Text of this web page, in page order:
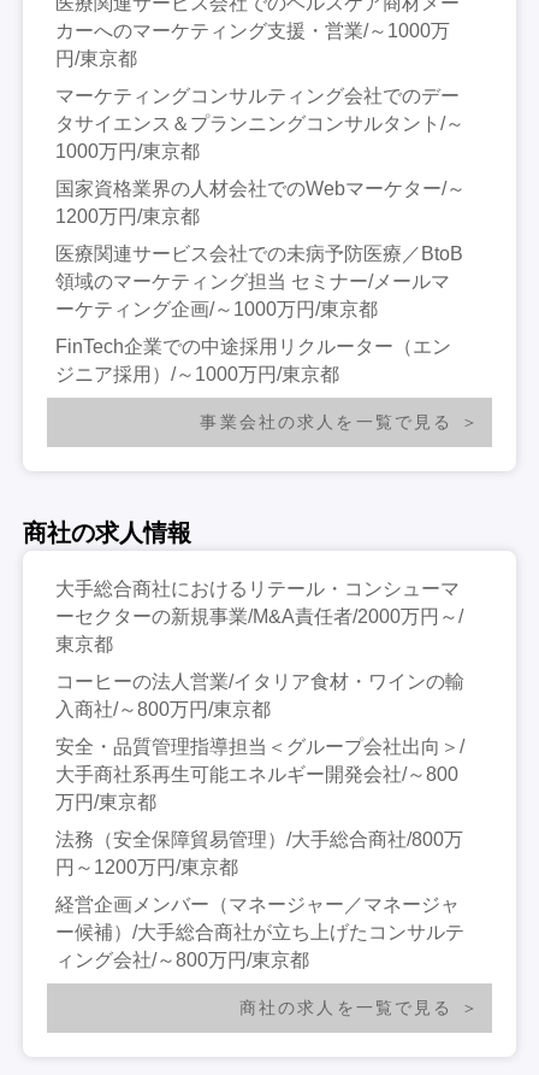
カーへのマーケティング支援・営業/～1000万
円/東京都
マーケティングコンサルティング会社でのデー
タサイエンス＆プランニングコンサルタント/～
1000万円/東京都
国家資格業界の人材会社でのWebマーケター/～
1200万円/東京都
医療関連サービス会社での未病予防医療／BtoB
領域のマーケティング担当 セミナー/メールマ
ーケティング企画/～1000万円/東京都
FinTech企業での中途採用リクルーター（エン
ジニア採用）/～1000万円/東京都
事業会社の求人を一覧で見る
商社の求人情報
大手総合商社におけるリテール・コンシューマ
ーセクターの新規事業/M&A責任者/2000万円～/
東京都
コーヒーの法人営業/イタリア食材・ワインの輸
入商社/～800万円/東京都
安全・品質管理指導担当＜グループ会社出向＞/
大手商社系再生可能エネルギー開発会社/～800
万円/東京都
法務（安全保障貿易管理）/大手総合商社/800万
円～1200万円/東京都
経営企画メンバー（マネージャー／マネージャ
ー候補）/大手総合商社が立ち上げたコンサルテ
ィング会社/～800万円/東京都
商社の求人を一覧で見る